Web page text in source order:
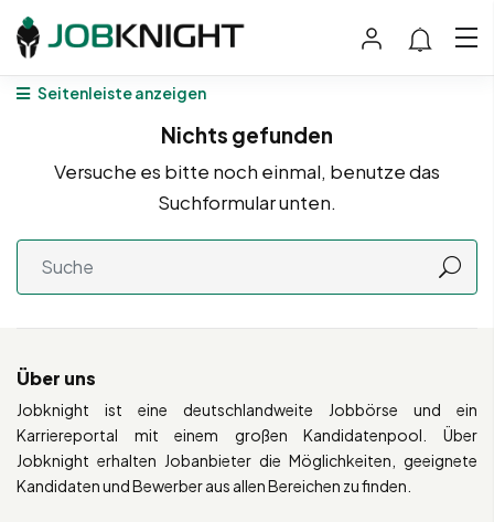
Seitenleiste anzeigen
Nichts gefunden
Versuche es bitte noch einmal, benutze das
Suchformular unten.
Über uns
Jobknight ist eine deutschlandweite Jobbörse und ein
Karriereportal mit einem großen Kandidatenpool. Über
Jobknight erhalten Jobanbieter die Möglichkeiten, geeignete
Kandidaten und Bewerber aus allen Bereichen zu finden.